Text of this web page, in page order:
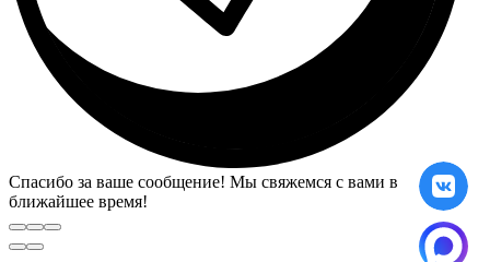
Спасибо за ваше сообщение! Мы свяжемся с вами в
ближайшее время!